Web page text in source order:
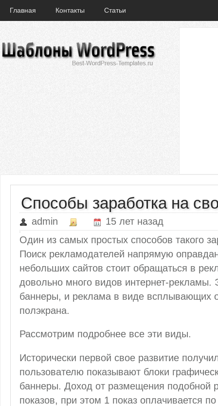
Главная Контакты Статьи
Способы заработка на
admin
15 лет назад
Один из самых простых способов такого
Поиск рекламодателей напрямую
небольших сайтов стоит обращаться в
довольно много видов интернет-рекламы.
баннеры, и реклама в виде всплывающих
полэкрана.
Рассмотрим подробнее все эти виды.
Исторически первой свое развитие
пользователю показывают блоки
баннеры. Доход от размещения подобной
показов, при этом 1 показ оплачивается